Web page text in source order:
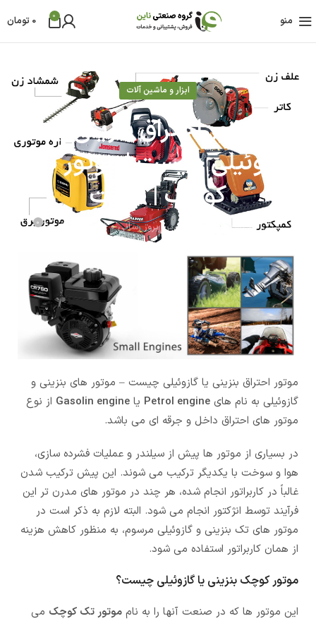
منو 0
0 تومان
ابزار و ماشین آلات
موتور احتراق بنزینی یا
گازوئیلی چیست | موتور تک
کوچک | قیمت
مدیر محتوای آی ناین آخرین بروز رسانی 30 مهر - 1404 0
موتور احتراق بنزینی یا گازوئیلی چیست – موتور های بنزینی و
گازوئیلی به نام های Petrol engine یا Gasolin engine از نوع
موتور های احتراق داخل و جرقه ای می باشد.
در بسیاری از موتور ها پیش از سیلندر و عملیات فشرده سازی،
هوا و سوخت با یکدیگر ترکیب می شوند. این پیش ترکیب شدن
غالباً در کاربراتور انجام شده، هر چند در موتور های مدرن تر این
فرآیند توسط انژکتور انجام می شود. البته لازم به ذکر است در
موتور های تک بنزینی و گازوئیلی مرسوم، به منظور کاهش هزینه
از همان کاربراتور استفاده می شود.
موتور کوچک بنزینی یا گازوئیلی چیست؟
این موتور ها که در صنعت آنها را به نام موتور تک کوچک می